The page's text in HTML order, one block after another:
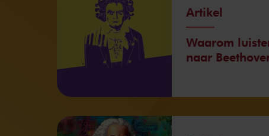
Artikel
Waarom
naar